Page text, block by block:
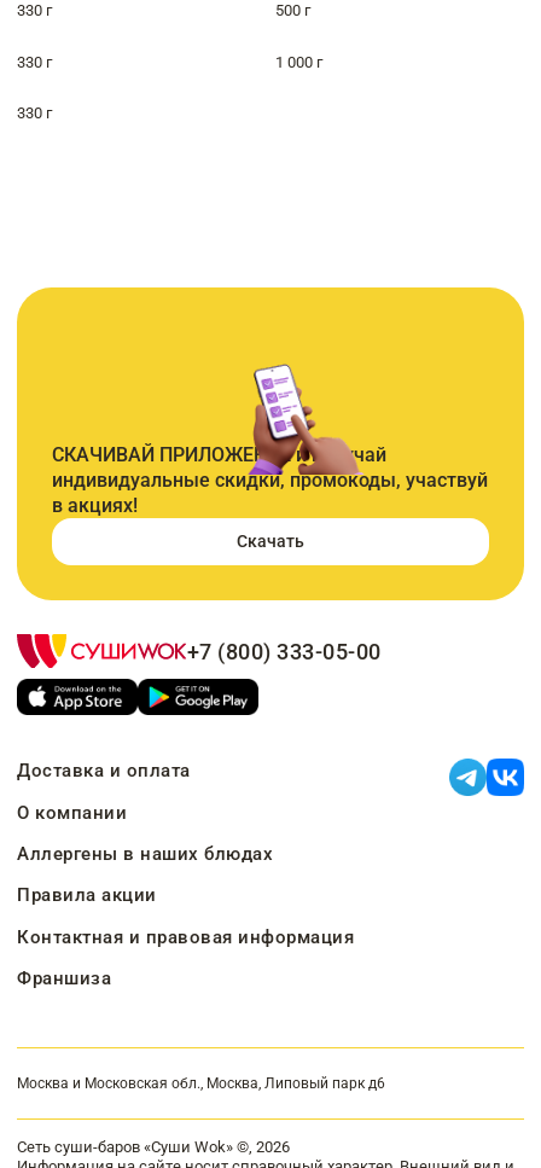
330 г 500 г
330 г 1 000 г
330 г
СКАЧИВАЙ ПРИЛОЖЕНИЕ и получай
индивидуальные скидки, промокоды, участвуй
в акциях!
Скачать
+7 (800) 333-05-00
Доставка и оплата
О компании
Аллергены в наших блюдах
Правила акции
Контактная и правовая информация
Франшиза
Москва и Московская обл., Москва, Липовый парк д6
Сеть суши-баров «Суши Wok» ©, 2026